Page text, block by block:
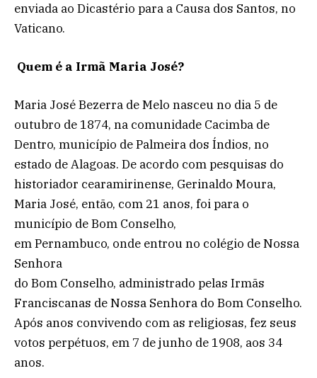
enviada ao Dicastério para a Causa dos Santos, no
Vaticano.
Quem é a Irmã Maria José?
Maria José Bezerra de Melo nasceu no dia 5 de
outubro de 1874, na comunidade Cacimba de
Dentro, município de Palmeira dos Índios, no
estado de Alagoas. De acordo com pesquisas do
historiador cearamirinense, Gerinaldo Moura,
Maria José, então, com 21 anos, foi para o
município de Bom Conselho,
em Pernambuco, onde entrou no colégio de Nossa
Senhora
do Bom Conselho, administrado pelas Irmãs
Franciscanas de Nossa Senhora do Bom Conselho.
Após anos convivendo com as religiosas, fez seus
votos perpétuos, em 7 de junho de 1908, aos 34
anos.